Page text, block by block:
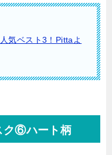
気ベスト3！Pittaよ
ク⑥ハート柄